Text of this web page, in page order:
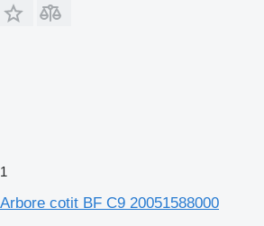
1
Arbore cotit BF C9 20051588000